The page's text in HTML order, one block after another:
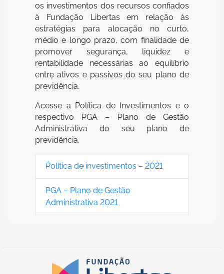
os investimentos dos recursos confiados
à Fundação Libertas em relação às
estratégias para alocação no curto,
médio e longo prazo, com finalidade de
promover segurança, liquidez e
rentabilidade necessárias ao equilíbrio
entre ativos e passivos do seu plano de
previdência.
Acesse a Política de Investimentos e o
respectivo PGA – Plano de Gestão
Administrativa do seu plano de
previdência.
Política de investimentos – 2021
PGA – Plano de Gestão
Administrativa 2021